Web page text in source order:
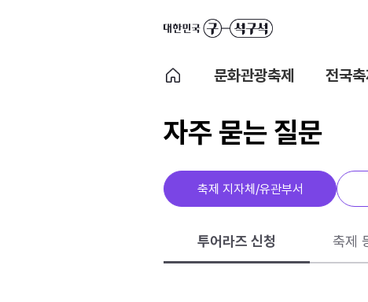
문화관광축제 전국축
자주 묻는 질문
축제 지자체/유관부서
투어라즈 신청 축제